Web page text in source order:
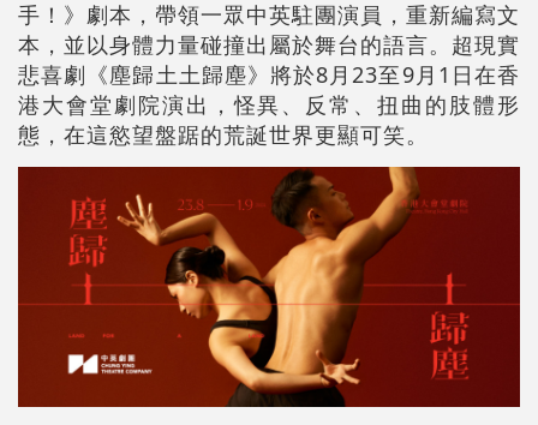
手！》劇本，帶領一眾中英駐團演員，重新編寫文
本，並以身體力量碰撞出屬於舞台的語言。超現實
悲喜劇《塵歸土土歸塵》將於8月23至9月1日在香
港大會堂劇院演出，怪異、反常、扭曲的肢體形
態，在這慾望盤踞的荒誕世界更顯可笑。